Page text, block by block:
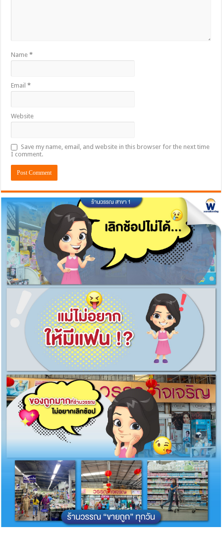
Name*
Email*
Website
Save my name, email, and website in this browser for the next time
I comment.